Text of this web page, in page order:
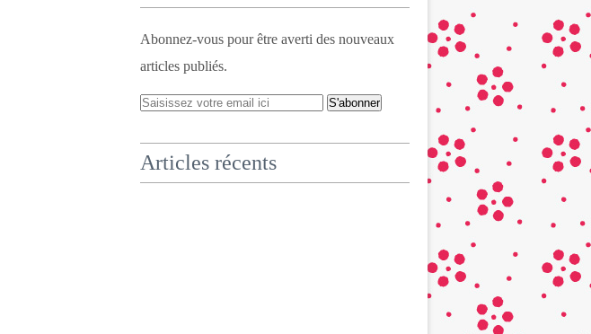
Abonnez-vous pour être averti des nouveaux
articles publiés.
Articles récents